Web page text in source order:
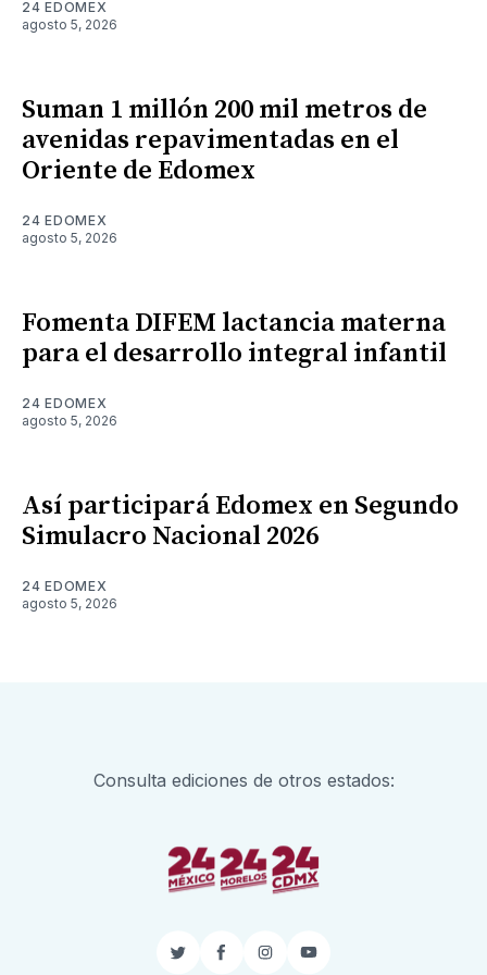
24 EDOMEX
agosto 5, 2026
Suman 1 millón 200 mil metros de
avenidas repavimentadas en el
Oriente de Edomex
24 EDOMEX
agosto 5, 2026
Fomenta DIFEM lactancia materna
para el desarrollo integral infantil
24 EDOMEX
agosto 5, 2026
Así participará Edomex en Segundo
Simulacro Nacional 2026
24 EDOMEX
agosto 5, 2026
Consulta ediciones de otros estados:
TwitterFacebook
InstagramYouTube